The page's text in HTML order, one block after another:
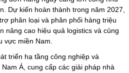
Dự kiến hoàn thành trong năm 2027,
phân loại và phân phối hàng triệu
nâng cao hiệu quả logistics và củng
vực miền Nam.
triển hạ tầng công nghiệp và
Á, cung cấp các giải pháp nhà